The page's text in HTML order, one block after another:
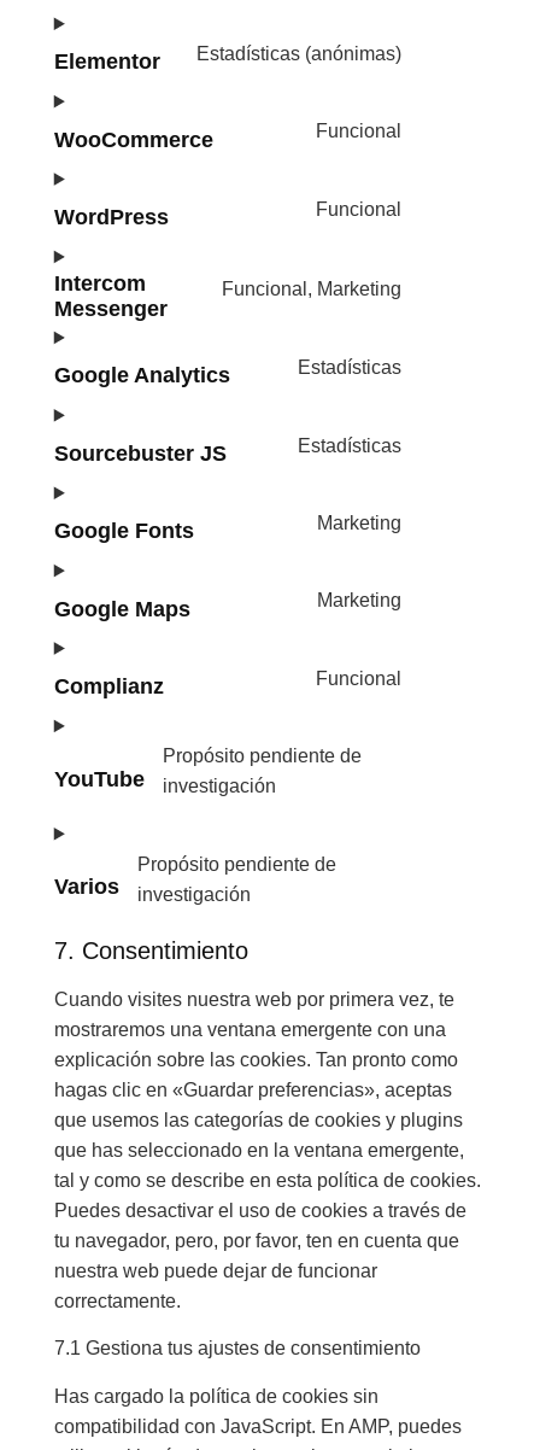
Elementor Estadísticas (anónimas)
WooCommerce Funcional
WordPress Funcional
Intercom
Messenger
Funcional, Marketing
Google Analytics Estadísticas
Sourcebuster JS Estadísticas
Google Fonts Marketing
Google Maps Marketing
Complianz Funcional
YouTube
Propósito pendiente de
investigación
Varios
Propósito pendiente de
investigación
7. Consentimiento
Cuando visites nuestra web por primera vez, te
mostraremos una ventana emergente con una
explicación sobre las cookies. Tan pronto como
hagas clic en «Guardar preferencias», aceptas
que usemos las categorías de cookies y plugins
que has seleccionado en la ventana emergente,
tal y como se describe en esta política de cookies.
Puedes desactivar el uso de cookies a través de
tu navegador, pero, por favor, ten en cuenta que
nuestra web puede dejar de funcionar
correctamente.
7.1 Gestiona tus ajustes de consentimiento
Has cargado la política de cookies sin
compatibilidad con JavaScript. En AMP, puedes